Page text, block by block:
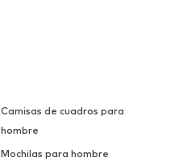
Camisas de cuadros para
hombre
Mochilas para hombre